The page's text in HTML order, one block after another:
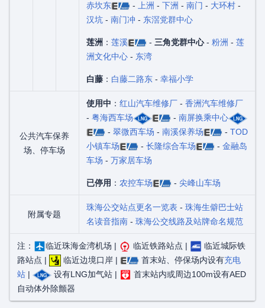
赤坎东
- 上洲 - 下洲 - 南门 - 大环村 -
汉坑 - 南门冲 - 东滘党群中心
莲洲 ： 莲溪 - 三角党群中心- 粉洲 - 莲
洲文化中心 - 东湾
白藤 ： 白藤二路东 - 幸福小学
公共汽车保养
场、停车场
使用中 ： 红山汽车维修厂 - 香洲汽车维修厂
- 粤海西车场 - 南屏换乘中心
- 翠微西车场 - 南溪保养场 - TOD
小镇车场
- 长隆综合车场 - 金融岛
车场 - 万家居车场
已停用 ： 农控车场 - 尖峰山车场
附属专题
珠海公交站点更名一览表 - 珠海生僻巴士站
名读音指南 - 珠海公交线路及站牌命名规范
注： 临近珠海金湾机场 | 临近铁路站点 |
临近城际铁
路站点 |
临近边境口岸 | 首末站、停保场内设有充电
站 | 设有LNG加气站 |
首末站内或周边100m设有AED
自动体外除颤器